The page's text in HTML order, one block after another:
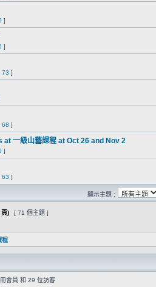
]
]
73 ]
68 ]
一級山藝課程 at Oct 26 and Nov 2
]
63 ]
顯示主題 :
頁) [ 71 個主題 ]
程
會員 和 29 位訪客